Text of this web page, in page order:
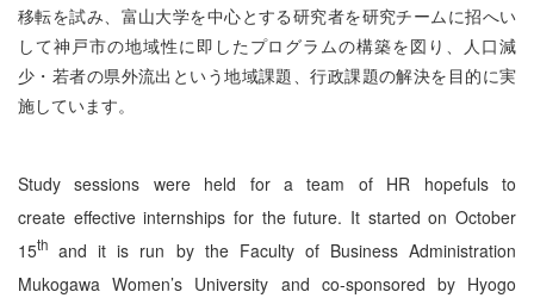
移転を試み、富山大学を中心とする研究者を研究チームに招へい
して神戸市の地域性に即したプログラムの構築を図り、人口減
少・若者の県外流出という地域課題、行政課題の解決を目的に実
施しています。
Study sessions were held for a team of HR hopefuls to
create effective internships for the future. It started on October
15th and it is run by the Faculty of Business Administration
Mukogawa Women’s University and co-sponsored by Hyogo